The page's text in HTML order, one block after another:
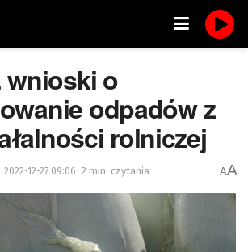
wnioski o
odpadów z
rolniczej
2022-12-27 09:06 2 min. czytania AA